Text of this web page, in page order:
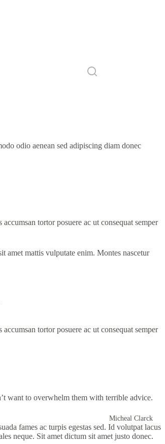
odio aenean sed adipiscing diam donec
tortor posuere ac ut consequat semper
amet mattis vulputate enim. Montes nascetur
tortor posuere ac ut consequat semper
want to overwhelm them with terrible advice.
Micheal Clarck
fames ac turpis egestas sed. Id volutpat lacus
neque. Sit amet dictum sit amet justo donec.